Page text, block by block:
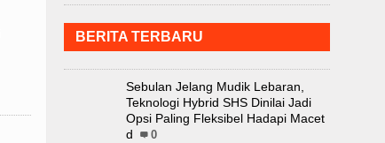
BERITA TERBARU
Sebulan Jelang Mudik Lebaran,
Teknologi Hybrid SHS Dinilai Jadi
Opsi Paling Fleksibel Hadapi Macet
d
0